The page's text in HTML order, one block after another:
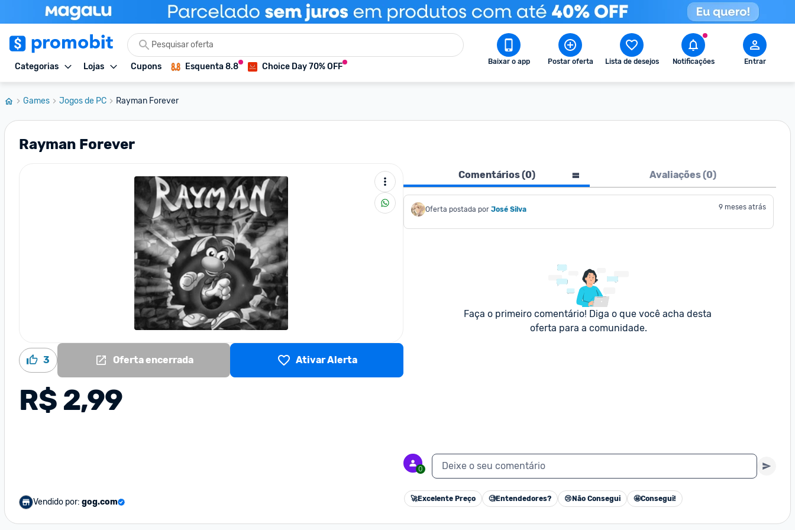
Categorias Lojas Cupons Esquenta 8.8 Choice Day 70% OFF Baixar o app Postar oferta Lista de desejos Notificações Entrar
Games Jogos de PC Rayman Forever
Rayman Forever
3 Oferta encerrada Ativar Alerta
R$ 2,99
Vendido por: gog.com
Comentários (0) Avaliações (0)
Oferta postada por José Silva 9 meses atrás
Faça o primeiro comentário! Diga o que você acha desta
oferta para a comunidade.
0 Deixe o seu comentário
🚀Excelente Preço 🧐Entendedores? 😢 Não Consegui 🤩Consegui!